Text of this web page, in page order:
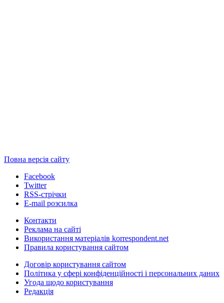
Повна версія сайту
Facebook
Twitter
RSS-стрічки
E-mail розсилка
Контакти
Реклама на сайті
Використання матеріалів korrespondent.net
Правила користування сайтом
Договір користування сайтом
Політика у сфері конфіденційності і персональних даних
Угода щодо користування
Редакція